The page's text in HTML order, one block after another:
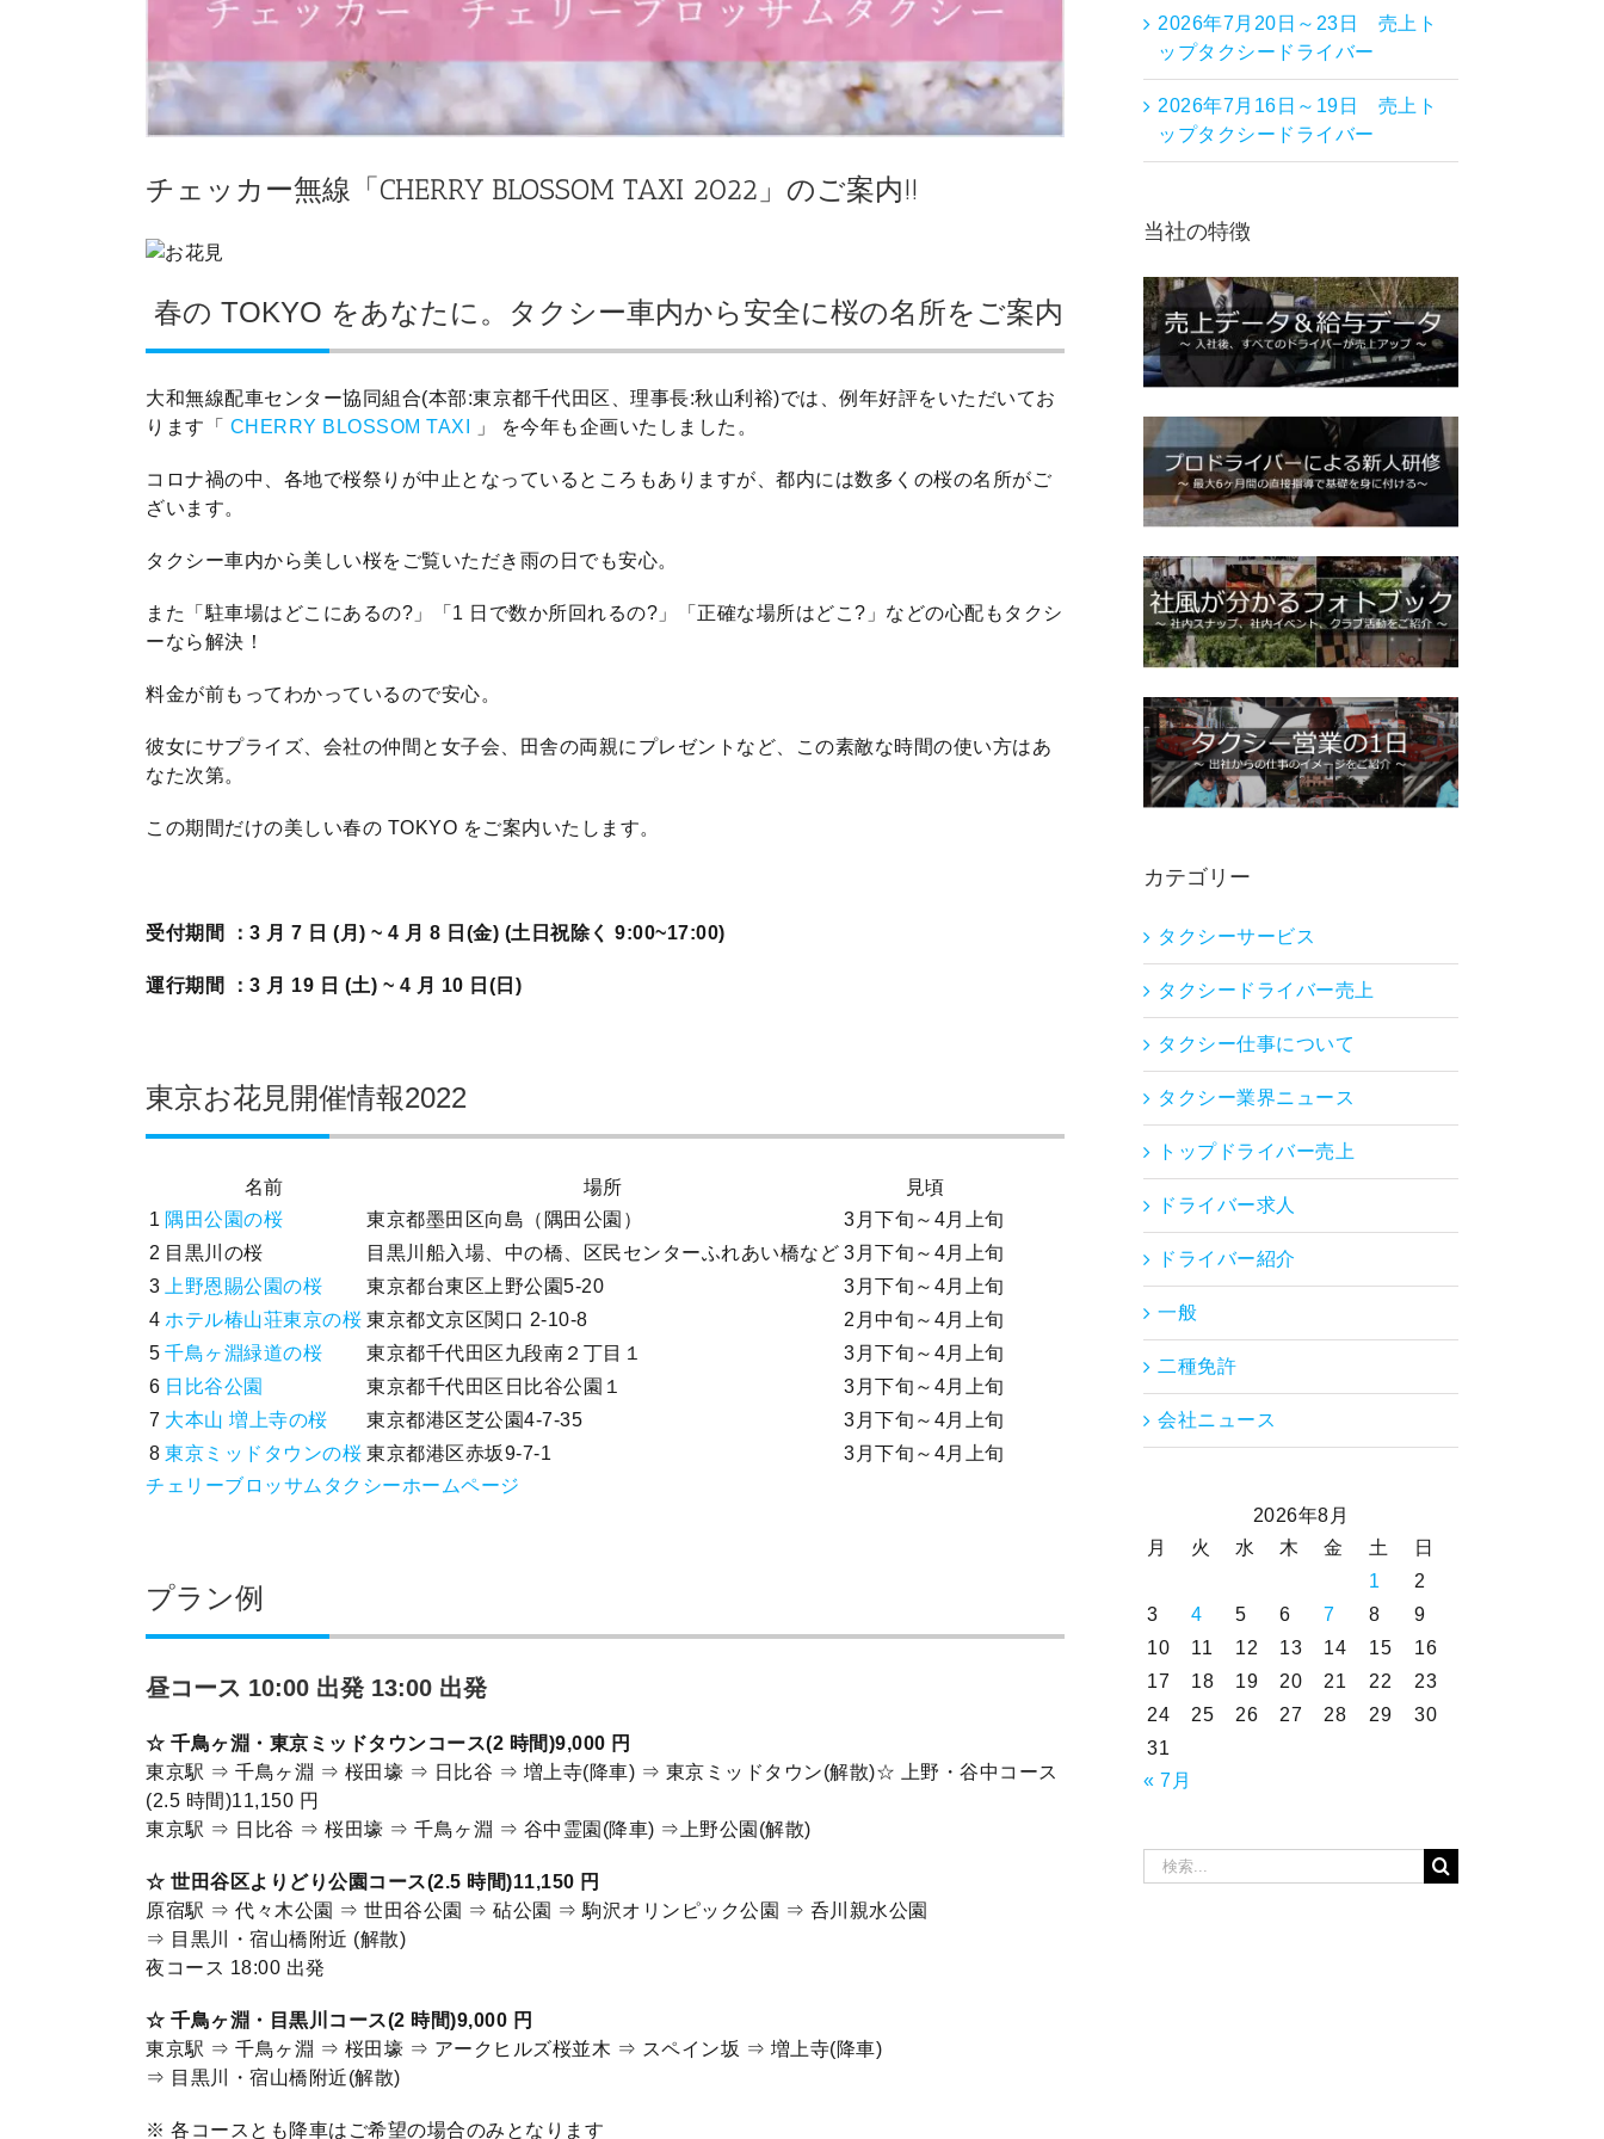
チェッカー無線「CHERRY BLOSSOM TAXI 2022」のご案内!!
春の TOKYO をあなたに。タクシー車内から安全に桜の名所をご案内
大和無線配車センター協同組合(本部:東京都千代田区、理事長:秋山利裕)では、例年好評をいただいてお
ります「
CHERRY BLOSSOM TAXI 」 を今年も企画いたしました。
コロナ禍の中、各地で桜祭りが中止となっているところもありますが、都内には数多くの桜の名所がご
ざいます。
タクシー車内から美しい桜をご覧いただき雨の日でも安心。
また「駐車場はどこにあるの?」「1 日で数か所回れるの?」「正確な場所はどこ?」などの心配もタクシ
ーなら解決！
料金が前もってわかっているので安心。
彼女にサプライズ、会社の仲間と女子会、田舎の両親にプレゼントなど、この素敵な時間の使い方はあ
なた次第。
この期間だけの美しい春の TOKYO をご案内いたします。
受付期間 ：3 月 7 日 (月) ~ 4 月 8 日(金) (土日祝除く 9:00~17:00)
運行期間 ： 3 月 19 日 (土) ~ 4 月 10 日(日)
東京お花見開催情報2022
名前 場所
見頃
1 隅田公園の桜 東京都墨田区向島（隅田公園）
3月下旬～4月上旬
2 目黒川の桜 目黒川船入場、中の橋、区民センターふれあい橋など 3月下旬～4月上旬
3
上野恩賜公園の桜 東京都台東区上野公園5-20
3月下旬～4月上旬
4 ホテル椿山荘東京の桜 東京都文京区関口 2-10-8
2月中旬～4月上旬
5 千鳥ヶ淵緑道の桜 東京都千代田区九段南２丁目１
3月下旬～4月上旬
6 日比谷公園 東京都千代田区日比谷公園１
3月下旬～4月上旬
7 大本山 増上寺の桜 東京都港区芝公園4-7-35
3月下旬～4月上旬
8 東京ミッドタウンの桜 東京都港区赤坂9-7-1
3月下旬～4月上旬
チェリーブロッサムタクシーホームページ
プラン例
昼コース 10:00 出発 13:00 出発
☆ 千鳥ヶ淵・東京ミッドタウンコース(2 時間)9,000 円
東京駅 ⇒ 千鳥ヶ淵 ⇒ 桜田壕 ⇒ 日比谷 ⇒ 増上寺(降車) ⇒ 東京ミッドタウン(解散)☆ 上野・谷中コース
(2.5 時間)11,150 円
東京駅 ⇒ 日比谷 ⇒ 桜田壕 ⇒ 千鳥ヶ淵 ⇒ 谷中霊園(降車) ⇒上野公園(解散)
☆ 世田谷区よりどり公園コース(2.5 時間)11,150 円
原宿駅 ⇒ 代々木公園 ⇒ 世田谷公園 ⇒ 砧公園 ⇒ 駒沢オリンピック公園 ⇒ 呑川親水公園
⇒ 目黒川・宿山橋附近 (解散)
夜コース 18:00 出発
☆ 千鳥ヶ淵・目黒川コース(2 時間)9,000 円
東京駅 ⇒ 千鳥ヶ淵 ⇒ 桜田壕 ⇒ アークヒルズ桜並木 ⇒ スペイン坂 ⇒ 増上寺(降車)
⇒ 目黒川・宿山橋附近(解散)
※ 各コースとも降車はご希望の場合のみとなります
2026年7月20日～23日 売上ト
ップタクシードライバー
2026年7月16日～19日 売上ト
ップタクシードライバー
当社の特徴
カテゴリー
タクシーサービス
タクシードライバー売上
タクシー仕事について
タクシー業界ニュース
トップドライバー売上
ドライバー求人
ドライバー紹介
一般
二種免許
会社ニュース
2026年8月
月
火 水 木 金 土
日
1
2
3
4 5 6 7 8
9
10
11 12 13 14 15
16
17
18 19 20 21 22
23
24
25 26 27 28 29
30
31
« 7月
索